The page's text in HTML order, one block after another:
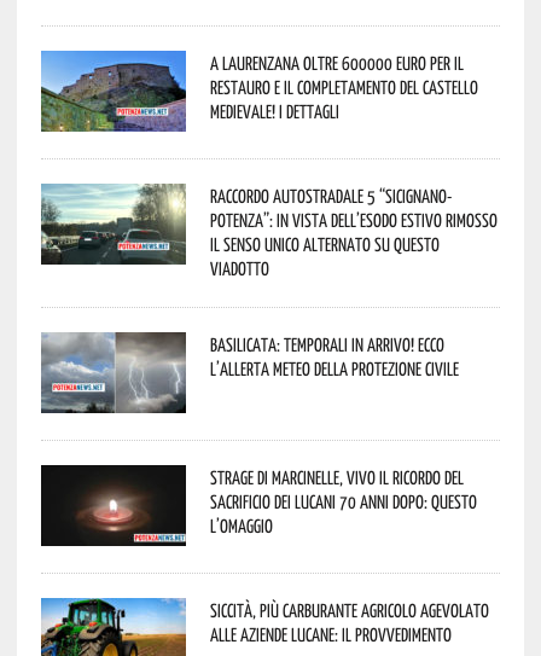
A Laurenzana oltre 600000 euro per il
restauro e il completamento del Castello
Medievale! I dettagli
Raccordo Autostradale 5 “Sicignano-
Potenza”: in vista dell’esodo estivo rimosso
il senso unico alternato su questo
viadotto
Basilicata: temporali in arrivo! Ecco
l’allerta meteo della Protezione civile
Strage di Marcinelle, vivo il ricordo del
sacrificio dei lucani 70 anni dopo: questo
l’omaggio
Siccità, più carburante agricolo agevolato
alle aziende lucane: il provvedimento